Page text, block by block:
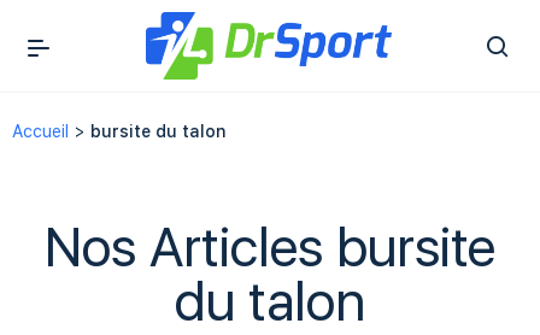
Accueil > bursite du talon
Nos Articles bursite
du talon